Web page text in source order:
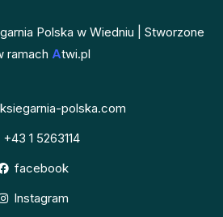
Polska w Wiedniu | Stworzone
ramach Atwi.pl
polska.com
+43 1 5263114
facebook
Instagram